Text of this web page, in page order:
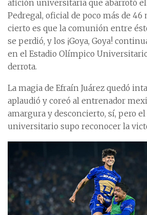
afición universitaria que abarrotó
Pedregal, oficial de poco más de 46
cierto es que la comunión entre
se perdió, y los ¡Goya, Goya!
en el Estadio Olímpico
derrota.
La magia de Efraín Juárez quedó
aplaudió y coreó al entrenador
amargura y desconcierto, sí, pero
universitario supo reconocer la